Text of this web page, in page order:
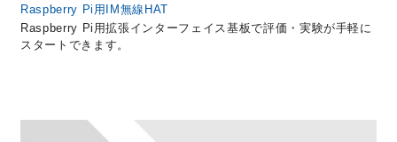
Raspberry Pi用IM無線HAT
Raspberry Pi用拡張インターフェイス基板で評価・実験が手軽に
スタートできます。